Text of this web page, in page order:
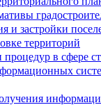
и застройки
территорий
в сфере